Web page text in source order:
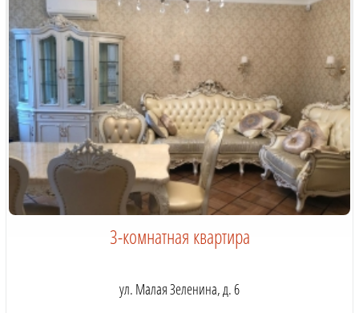
3-комнатная квартира
ул. Малая Зеленина, д. 6